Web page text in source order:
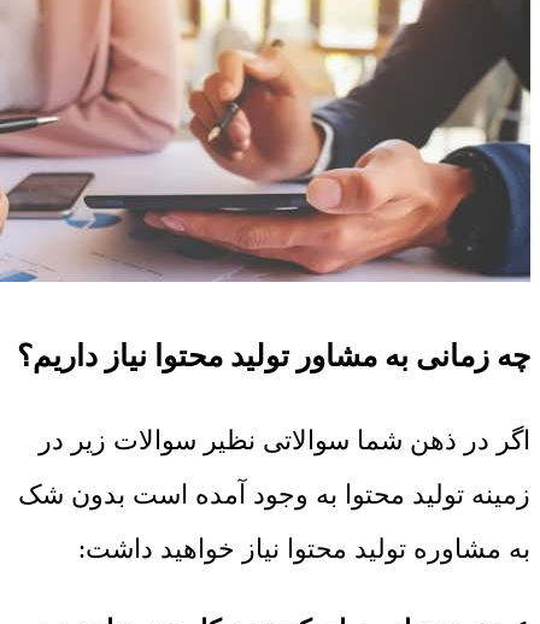
چه زمانی به مشاور تولید محتوا نیاز داریم؟
اگر در ذهن شما سوالاتی نظیر سوالات زیر در
زمینه تولید محتوا به وجود آمده است بدون شک
به مشاوره تولید محتوا نیاز خواهید داشت: